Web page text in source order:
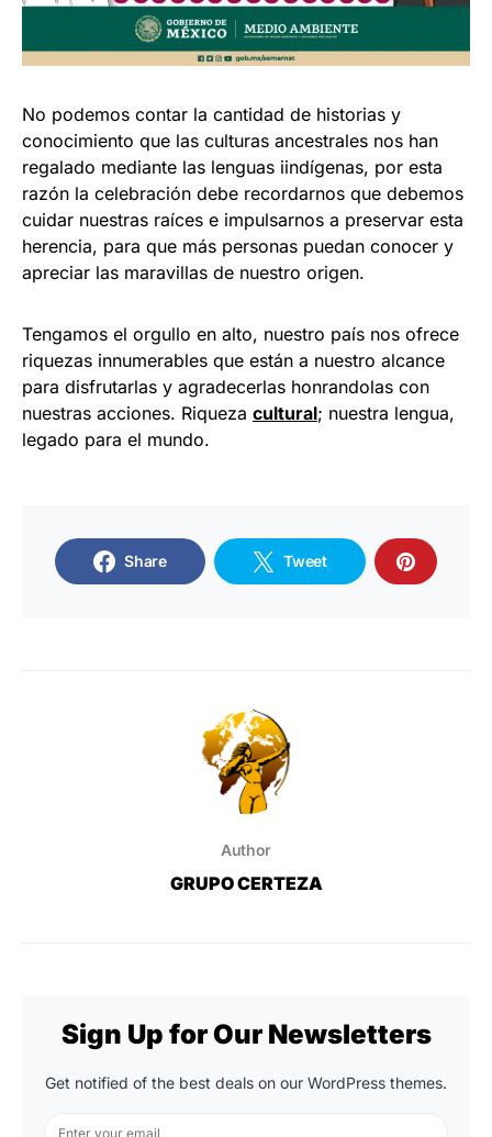
No podemos contar la cantidad de historias y
conocimiento que las culturas ancestrales nos han
regalado mediante las lenguas iindígenas, por esta
razón la celebración debe recordarnos que debemos
cuidar nuestras raíces e impulsarnos a preservar esta
herencia, para que más personas puedan conocer y
apreciar las maravillas de nuestro origen.
Tengamos el orgullo en alto, nuestro país nos ofrece
riquezas innumerables que están a nuestro alcance
para disfrutarlas y agradecerlas honrandolas con
nuestras acciones. Riqueza cultural; nuestra lengua,
legado para el mundo.
Share Tweet
Author
GRUPO CERTEZA
Sign Up for Our Newsletters
Get notified of the best deals on our WordPress themes.